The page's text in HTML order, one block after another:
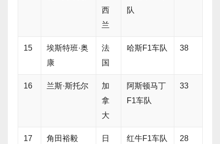
西
兰
队
15
埃斯特班·奥
康
法
国
哈斯F1车队 38
16 兰斯·斯托尔
加
拿
大
阿斯顿马丁
F1车队
33
17 角田裕毅
日
红牛F1车队 28